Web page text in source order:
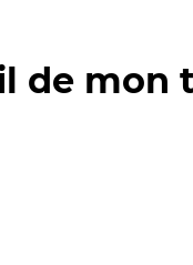
de mon